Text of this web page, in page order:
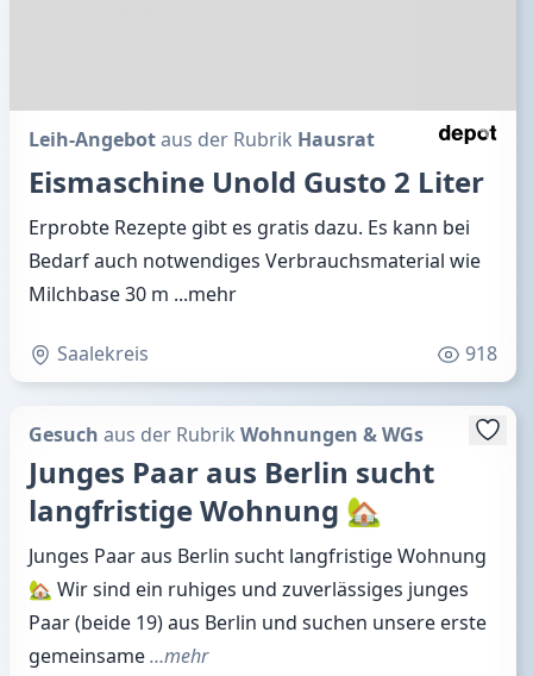
Leih-Angebotaus der Rubrik Hausrat
Eismaschine Unold Gusto 2 Liter
Erprobte Rezepte gibt es gratis dazu. Es kann bei
Bedarf auch notwendiges Verbrauchsmaterial wie
Milchbase 30 m ...mehr
Saalekreis 918
Gesuch aus der Rubrik Wohnungen & WGs
Junges Paar aus Berlin sucht
langfristige Wohnung 🏡
Junges Paar aus Berlin sucht langfristige Wohnung
🏡 Wir sind ein ruhiges und zuverlässiges junges
Paar (beide 19) aus Berlin und suchen unsere erste
gemeinsame…mehr